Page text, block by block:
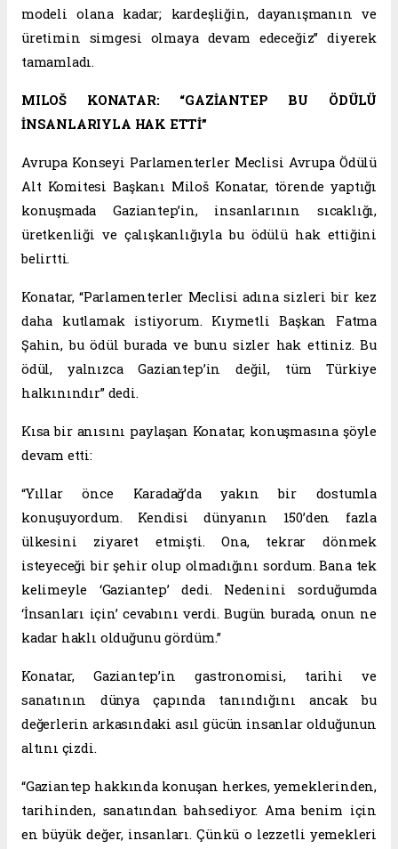
modeli olana kadar; kardeşliğin, dayanışmanın ve
üretimin simgesi olmaya devam edeceğiz” diyerek
tamamladı.
MILOŠ KONATAR: “GAZİANTEP BU ÖDÜLÜ
İNSANLARIYLA HAK ETTİ”
Avrupa Konseyi Parlamenterler Meclisi Avrupa Ödülü
Alt Komitesi Başkanı Miloš Konatar, törende yaptığı
konuşmada Gaziantep’in, insanlarının sıcaklığı,
üretkenliği ve çalışkanlığıyla bu ödülü hak ettiğini
belirtti.
Konatar, “Parlamenterler Meclisi adına sizleri bir kez
daha kutlamak istiyorum. Kıymetli Başkan Fatma
Şahin, bu ödül burada ve bunu sizler hak ettiniz. Bu
ödül, yalnızca Gaziantep’in değil, tüm Türkiye
halkınındır” dedi.
Kısa bir anısını paylaşan Konatar, konuşmasına şöyle
devam etti:
“Yıllar önce Karadağ’da yakın bir dostumla
konuşuyordum. Kendisi dünyanın 150’den fazla
ülkesini ziyaret etmişti. Ona, tekrar dönmek
isteyeceği bir şehir olup olmadığını sordum. Bana tek
kelimeyle ‘Gaziantep’ dedi. Nedenini sorduğumda
‘İnsanları için’ cevabını verdi. Bugün burada, onun ne
kadar haklı olduğunu gördüm.”
Konatar, Gaziantep’in gastronomisi, tarihi ve
sanatının dünya çapında tanındığını ancak bu
değerlerin arkasındaki asıl gücün insanlar olduğunun
altını çizdi.
“Gaziantep hakkında konuşan herkes, yemeklerinden,
tarihinden, sanatından bahsediyor. Ama benim için
en büyük değer, insanları. Çünkü o lezzetli yemekleri